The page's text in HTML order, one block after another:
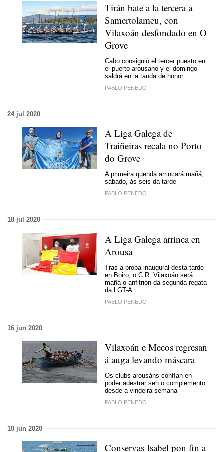
Tirán bate a la tercera a
Samertolameu, con
Vilaxoán desfondado en O
Grove
Cabo consiguió el tercer puesto en
el puerto arousano y el domingo
saldrá en la tanda de honor
PABLO PENEDO
24 jul 2020
A Liga Galega de
Traiñeiras recala no Porto
do Grove
A primeira quenda arrincará mañá,
sábado, ás seis da tarde
PABLO PENEDO
18 jul 2020
A Liga Galega arrinca en
Arousa
Tras a proba inaugural desta tarde
en Boiro, o C.R. Vilaxoán será
mañá o anfitrión da segunda regata
da LGT-A
PABLO PENEDO
16 jun 2020
Vilaxoán e Mecos regresan
á auga levando máscara
Os clubs arousáns confían en
poder adestrar sen o complemento
desde a vindeira semana
PABLO PENEDO
10 jun 2020
Conservas Isabel pon fin a